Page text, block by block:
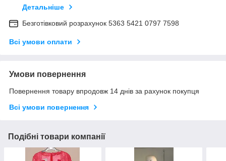
Детальніше
Безготівковий розрахунок 5363 5421 0797 7598
Всі умови оплати
Умови повернення
Повернення товару впродовж 14 днів за рахунок покупця
Всі умови повернення
Подібні товари компанії